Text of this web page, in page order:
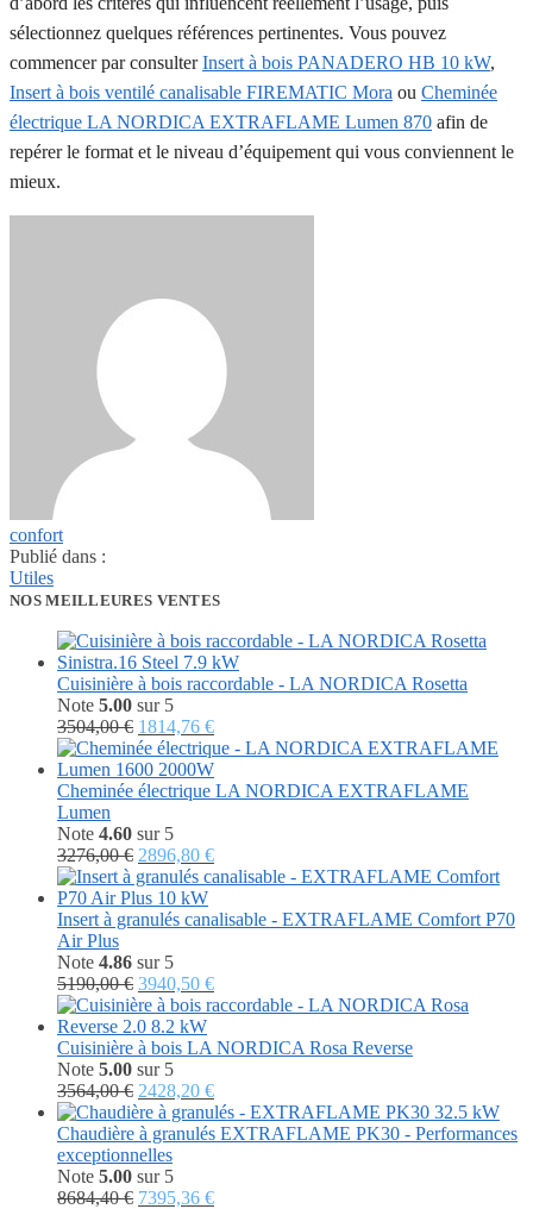
sélectionnez quelques références pertinentes. Vous pouvez
commencer par consulterInsert à bois PANADERO HB 10 kW,
Insert à bois ventilé canalisable FIREMATIC Mora ou Cheminée
électrique LA NORDICA EXTRAFLAME Lumen 870 afin de
repérer le format et le niveau d’équipement qui vous conviennent le
mieux.
confort
Publié dans :
Utiles
NOS MEILLEURES VENTES
Cuisinière à bois raccordable - LA NORDICA Rosetta
Note 5.00 sur 5
3504,00€ Le
prix
initial
était :
1814,76 €Le
prix
actuel
est :
Cheminée électrique LA NORDICA EXTRAFLAME
Lumen
Note 4.60 sur 5
3276,00€ Le
prix
initial
était :
2896,80 €Le
prix
est :
Insert à granulés canalisable - EXTRAFLAME Comfort P70
Air Plus
Note 4.86 sur 5
5190,00€ Le
prix
initial
était :
5190,00 €.
3940,50 €Le
prix
est :
Cuisinière à bois LA NORDICA Rosa Reverse
Note 5.00 sur 5
3564,00€ Le
prix
initial
était :
3564,00 €.
2428,20 €Le
prix
actuel
Chaudière à granulés EXTRAFLAME PK30 - Performances
exceptionnelles
Note 5.00 sur 5
8684,40€ Le
7395,36 €Le